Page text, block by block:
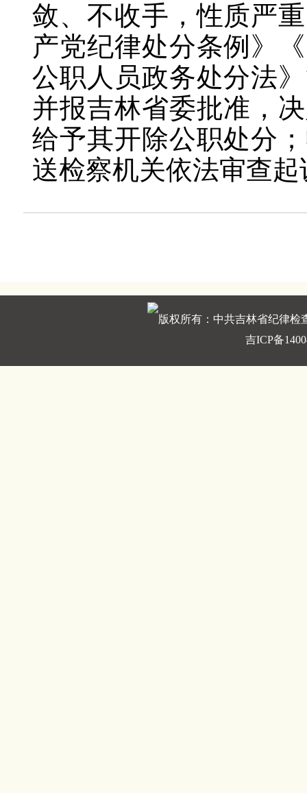
敛、不收手，性质严
产党纪律处分条例》
公职人员政务处分法
并报吉林省委批准，
给予其开除公职处分
送检察机关依法审查
版权所有：中共吉林省纪律检
吉ICP备